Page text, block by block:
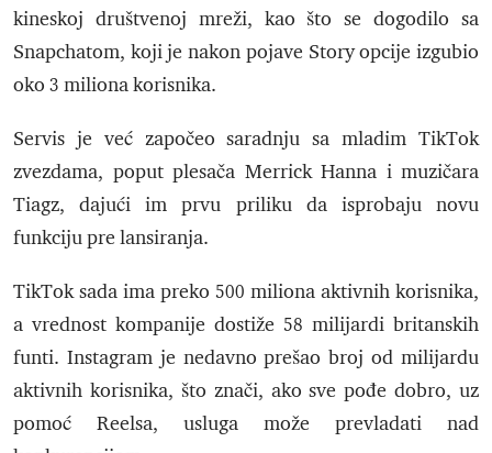
kineskoj društvenoj mreži, kao što se dogodilo sa
Snapchatom, koji je nakon pojave Story opcije izgubio
oko 3 miliona korisnika.
Servis je već započeo saradnju sa mladim TikTok
zvezdama, poput plesača Merrick Hanna i muzičara
Tiagz, dajući im prvu priliku da isprobaju novu
funkciju pre lansiranja.
TikTok sada ima preko 500 miliona aktivnih korisnika,
a vrednost kompanije dostiže 58 milijardi britanskih
funti. Instagram je nedavno prešao broj od milijardu
aktivnih korisnika, što znači, ako sve pođe dobro, uz
pomoć Reelsa, usluga može prevladati nad